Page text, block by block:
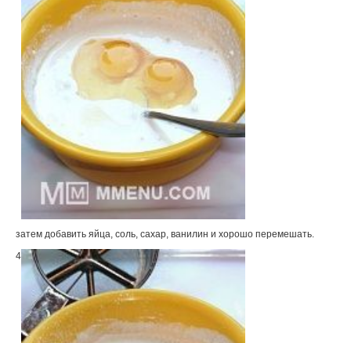
затем добавить яйца, соль, сахар, ванилин и хорошо перемешать.
4